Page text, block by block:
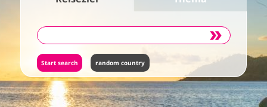
random country